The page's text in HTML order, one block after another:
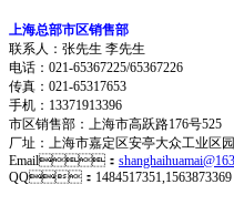
上海总部市区销售部
联系人：张先生 李先生
电话：021-65367225/65367226
传真：021-65317653
手机：13371913396
市区销售部：上海市高跃路176号525
厂址：上海市嘉定区安亭大众工业区
Email：
QQ：1484517351,1563873369